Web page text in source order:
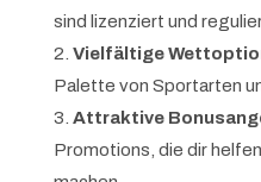
sind lizenziert und
Vielfältige
Palette von Sportarten
Attraktive
Promotions, die dir